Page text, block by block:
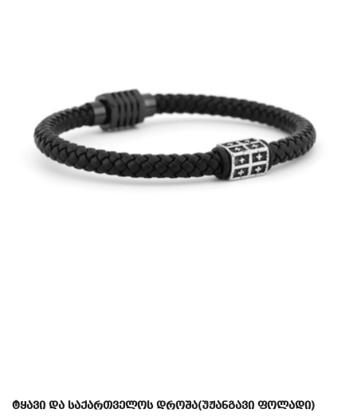
ტყავი და საქართველოს დროშა(უჟანგავი ფოლადი)